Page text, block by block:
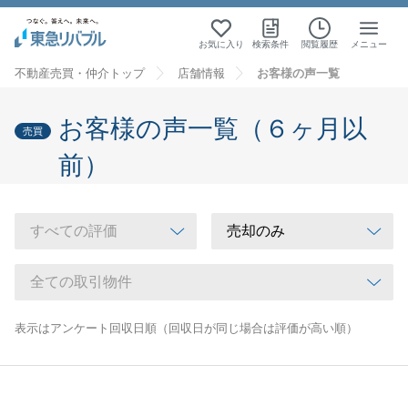
お気に入り 検索条件 閲覧履歴 メニュー
不動産売買・仲介トップ 店舗情報 お客様の声一覧
売買
お客様の声一覧（６ヶ月以
前）
表示はアンケート回収日順（回収日が同じ場合は評価が高い順）